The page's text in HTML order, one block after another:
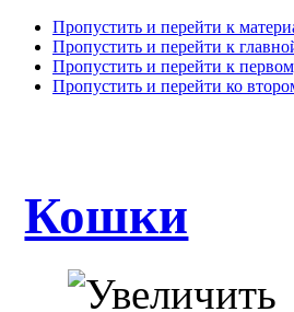
Пропустить и перейти к
Пропустить и перейти к
Пропустить и перейти к
Пропустить и перейти ко
Кошки